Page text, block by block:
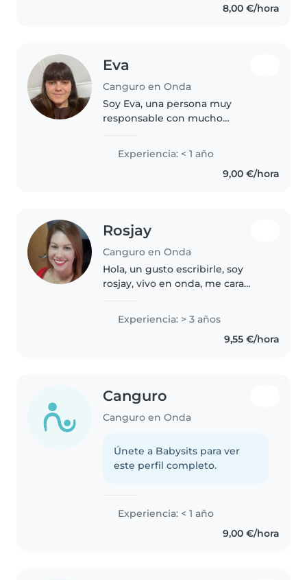
estudiando y me encanta8,00 €/hora
Eva
Canguro en Onda
Soy Eva, una persona muy
responsable con mucho
pasarmelo bien con los niños.
Siempre me han gustado mucho
los niños, me encanta hacer
Experiencia: < 1 año
9,00 €/hora
Rosjay
Canguro en Onda
Hola, un gusto escribirle, soy
rosjay, vivo en onda, me cara
puntual en i trabajo, me gustan
los bebés, atenderos, enseñarles
buenos hábitos y buenos
Experiencia: > 3 años
9,55 €/hora
Canguro
Canguro en Onda
Únete a Babysits para ver
este perfil completo.
Experiencia: < 1 año
9,00 €/hora